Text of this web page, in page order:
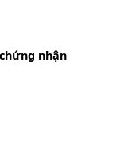
nhận